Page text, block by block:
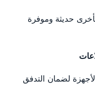
حديثة وموفرة
لضمان التدفق